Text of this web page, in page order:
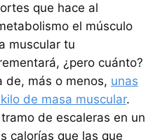
que hace al
el músculo
muscular tu
¿pero cuánto?
de, más o menos, unas
de masa muscular.
de escaleras en un
calorías que las que